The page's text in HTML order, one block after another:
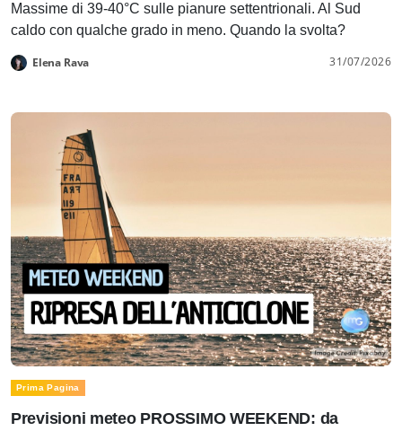
Massime di 39-40°C sulle pianure settentrionali. Al Sud
caldo con qualche grado in meno. Quando la svolta?
Elena Rava 31/07/2026
Prima Pagina
Previsioni meteo PROSSIMO WEEKEND: da